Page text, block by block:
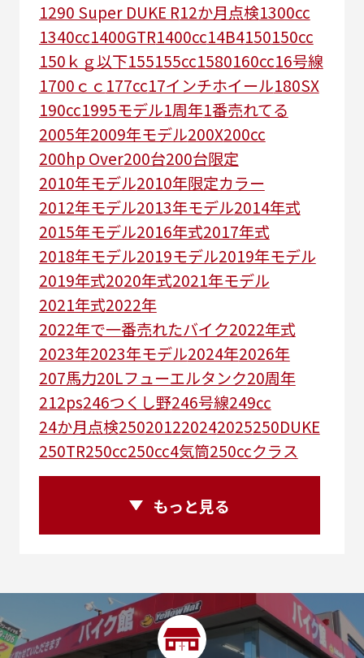
1290 Super DUKE R12か月点検1300cc
1340cc1400GTR1400cc14B4150150cc
150ｋｇ以下155155cc1580160cc16号線
1700ｃｃ 177cc17インチホイール180SX
190cc1995モデル1周年1番売れてる
2005年2009年モデル200X200cc
200hp Over200台200台限定
2010年モデル2010年限定カラー
2012年モデル2013年モデル2014年式
2015年モデル2016年式2017年式
2018年モデル2019モデル2019年モデル
2019年式2020年式2021年モデル
2021年式2022年
2022年で一番売れたバイク2022年式
2023年2023年モデル2024年2026年
207馬力20Lフューエルタンク20周年
212ps246つくし野246号線249㏄
24か月点検250201220242025250DUKE
250TR250cc250cc4気筒250ccクラス
250ccスーパースポーツ250アメリカン
250ｃｃアドベンチャー250ｃｃツアラー
2年保証付き2月29日まで2本2気筒
2気筒エンジン2級ボイラー技士2輪
300㎞/ｈ30th
30th Anniversary
もっと見る